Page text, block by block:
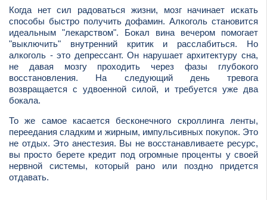
Когда нет сил радоваться жизни, мозг начинает искать
способы быстро получить дофамин. Алкоголь становится
идеальным "лекарством". Бокал вина вечером помогает
"выключить" внутренний критик и расслабиться. Но
алкоголь - это депрессант. Он нарушает архитектуру сна,
не давая мозгу проходить через фазы глубокого
восстановления. На следующий день тревога
возвращается с удвоенной силой, и требуется уже два
бокала.
То же самое касается бесконечного скроллинга ленты,
переедания сладким и жирным, импульсивных покупок. Это
не отдых. Это анестезия. Вы не восстанавливаете ресурс,
вы просто берете кредит под огромные проценты у своей
нервной системы, который рано или поздно придется
отдавать.